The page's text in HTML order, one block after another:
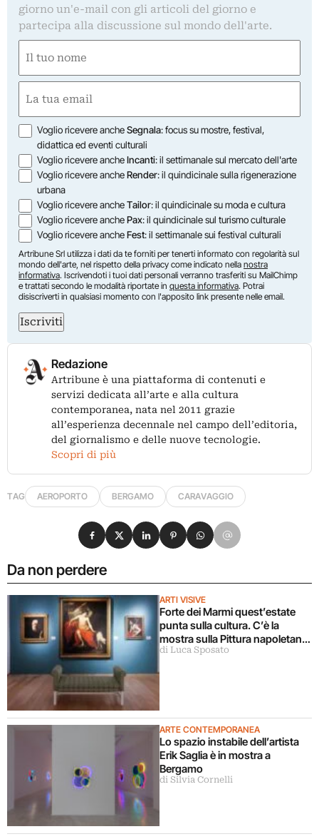
giorno un'e-mail con gli articoli del giorno e
partecipa alla discussione sul mondo dell'arte.
(Required)
(Required)
Opzioni
Voglio ricevere ancheSegnala: focus su mostre, festival,
didattica ed eventi culturali
Voglio ricevere ancheIncanti: il settimanale sul mercato dell'arte
Voglio ricevere ancheRender: il quindicinale sulla rigenerazione
urbana
Voglio ricevere ancheTailor: il quindicinale su moda e cultura
Voglio ricevere anchePax: il quindicinale sul turismo culturale
Voglio ricevere ancheFest: il settimanale sui festival culturali
Artribune Srl utilizza i dati da te forniti per tenerti informato con regolarità sul
mondo dell'arte, nel rispetto della privacy come indicato nella nostra
informativa. Iscrivendoti i tuoi dati personali verranno trasferiti su MailChimp
e trattati secondo le modalità riportate in questa informativa. Potrai
disiscriverti in qualsiasi momento con l'apposito link presente nelle email.
Iscriviti
Redazione
Artribune è una piattaforma di contenuti e
servizi dedicata all’arte e alla cultura
contemporanea, nata nel 2011 grazie
all’esperienza decennale nel campo dell’editoria,
del giornalismo e delle nuove tecnologie.
Scopri di più
TAG AEROPORTO BERGAMO CARAVAGGIO
Da non perdere
ARTI VISIVE
Forte dei Marmi quest’estate
punta sulla cultura. C’è la
mostra sulla Pittura napoletana
del Seicento “dopo
di Luca Sposato
ARTE CONTEMPORANEA
Lo spazio instabile dell’artista
Erik Saglia è in mostra a
Bergamo
di Silvia Cornelli
Condividi su Facebook
Condividi su X
Condividi su LinkedIn
Condividi su Pinterest
Condividi su WhatsApp
Condividi su Email